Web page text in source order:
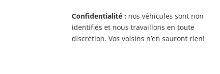
Confidentialité :nos véhicules sont non
identifiés et nous travaillons en toute
discrétion. Vos voisins n’en sauront rien!